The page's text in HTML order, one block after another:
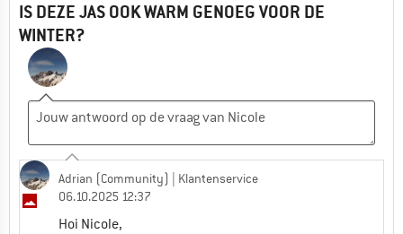
IS DEZE JAS OOK WARM GENOEG VOOR DE
WINTER?
Adrian (Community)
| Klantenservice
06.10.2025 12:37
Hoi Nicole,